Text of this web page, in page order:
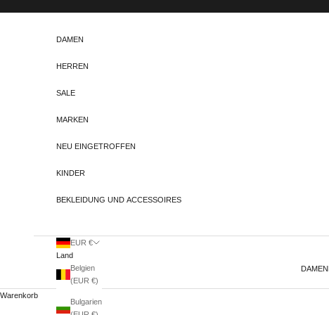
DAMEN
DAMEN
HERREN
SALE
MARKEN
NEU EINGETROFFEN
KINDER
BEKLEIDUNG UND ACCESSOIRES
EUR €
Land
Belgien
(EUR €)
Bulgarien
Warenkorb